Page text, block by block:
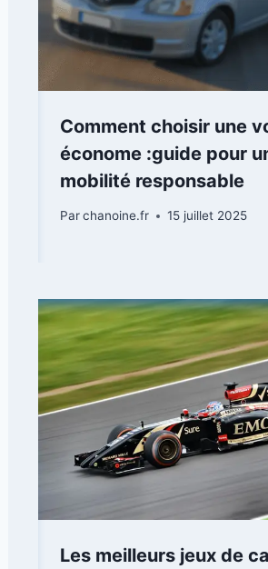
Comment choisir une
économe :guide pour
mobilité responsable
Parchanoine.fr 15 juillet 2025
Les meilleurs jeux de